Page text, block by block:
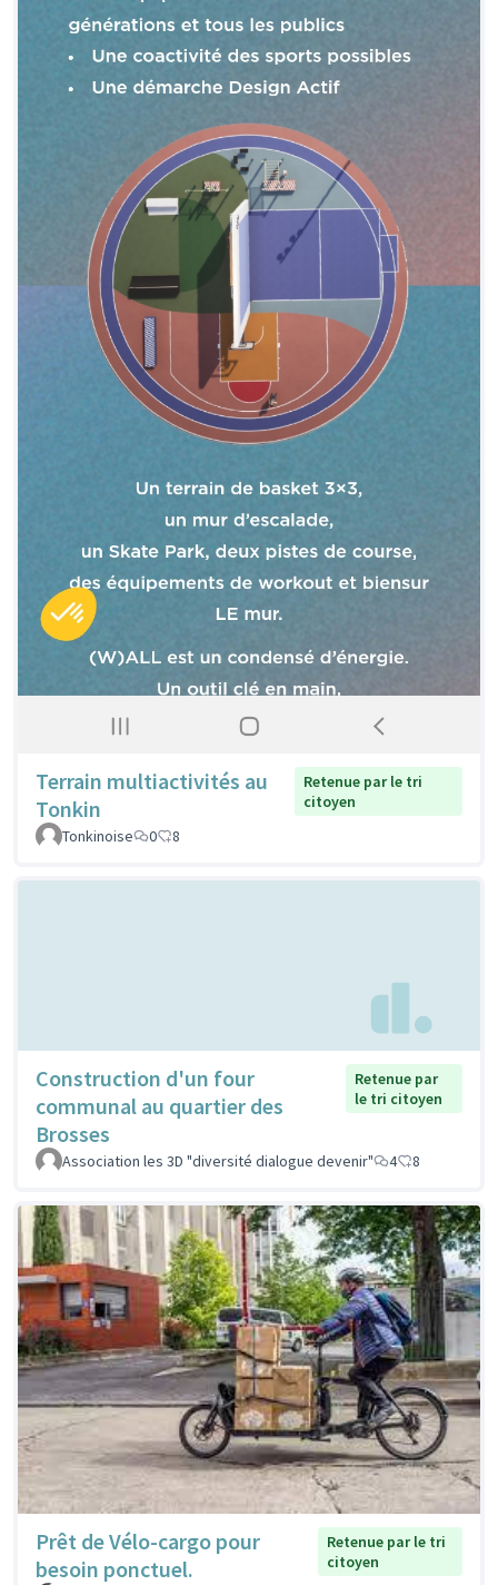
Terrain multiactivités au
Tonkin
Retenue par le tri
citoyen
Tonkinoise
0 8
Construction d'un four
communal au quartier des
Brosses
Retenue par
le tri citoyen
Association les 3D "diversité dialogue devenir" 4 8
Prêt de Vélo-cargo pour
besoin ponctuel.
Retenue par le tri
citoyen